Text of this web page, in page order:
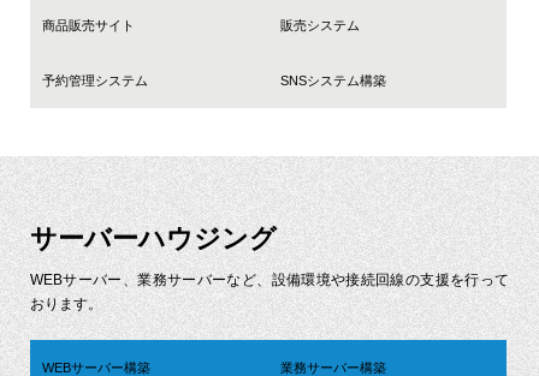
商品販売サイト 販売システム
予約管理システム SNSシステム構築
サーバーハウジング
WEBサーバー、業務サーバーなど、設備環境や接続回線の支援を行って
おります。
WEBサーバー構築 業務サーバー構築